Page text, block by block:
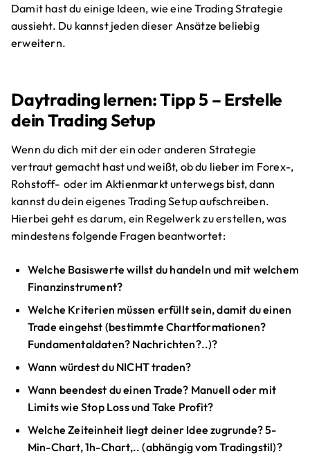
Damit hast du einige Ideen, wie eine Trading Strategie
aussieht. Du kannst jeden dieser Ansätze beliebig
erweitern.
Daytrading lernen: Tipp 5 – Erstelle
dein Trading Setup
Wenn du dich mit der ein oder anderen Strategie
vertraut gemacht hast und weißt, ob du lieber im Forex-,
Rohstoff- oder im Aktienmarkt unterwegs bist, dann
kannst du dein eigenes Trading Setup aufschreiben.
Hierbei geht es darum, ein Regelwerk zu erstellen, was
mindestens folgende Fragen beantwortet:
Welche Basiswerte willst du handeln und mit welchem
Finanzinstrument?
Welche Kriterien müssen erfüllt sein, damit du einen
Trade eingehst (bestimmte Chartformationen?
Fundamentaldaten? Nachrichten?..)?
Wann würdest du NICHT traden?
Wann beendest du einen Trade? Manuell oder mit
Limits wie Stop Loss und Take Profit?
Welche Zeiteinheit liegt deiner Idee zugrunde? 5-
Min-Chart, 1h-Chart,.. (abhängig vom Tradingstil)?